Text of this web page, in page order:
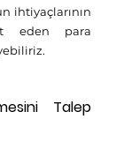
ihtiyaçlarının
eden para
Talep